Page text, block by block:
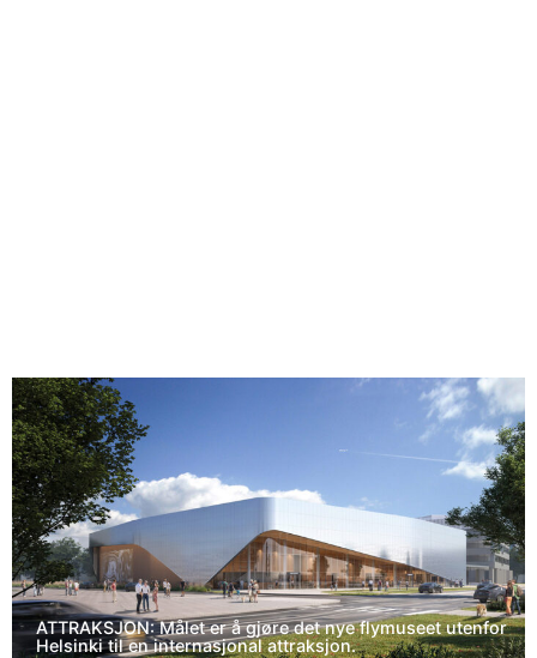
ATTRAKSJON: Målet er å gjøre det nye flymuseet utenfor
Helsinki til en internasjonal attraksjon.